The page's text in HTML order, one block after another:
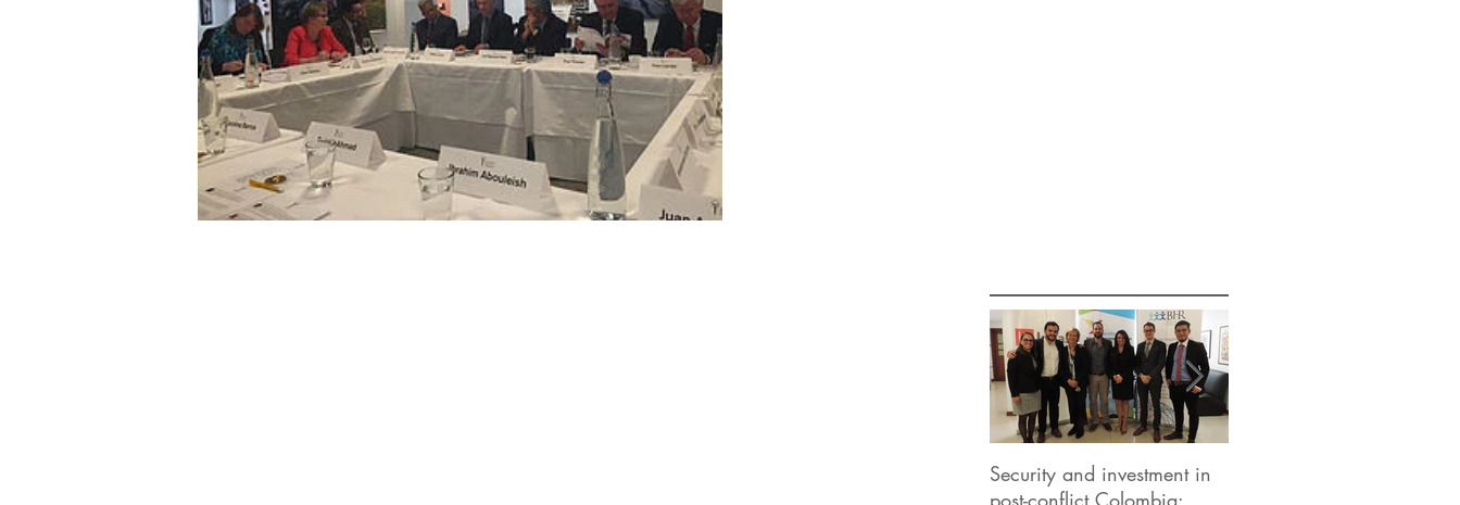
Security and investment in
post-conflict Colombia: